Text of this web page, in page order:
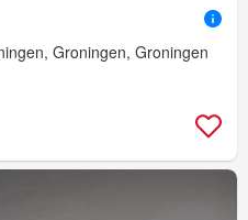
Groningen, Groningen